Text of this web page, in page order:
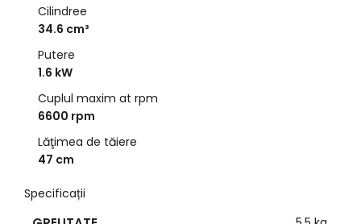
Cilindree
34.6 cm³
Putere
1.6 kW
Cuplul maxim at rpm
6600 rpm
Lăţimea de tăiere
47 cm
Specificații